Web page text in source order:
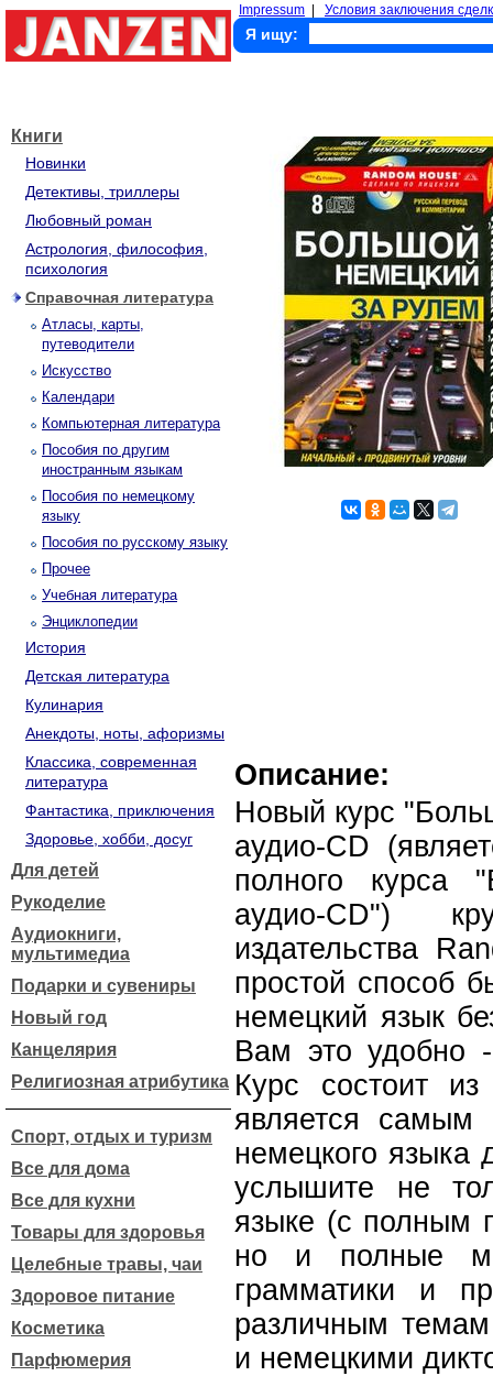
Impressum Условия заключения
Я ищу:
Книги
Новинки
Детективы, триллеры
Любовный роман
Астрология, философия,
психология
Справочная литература
Атласы, карты,
путеводители
Искусство
Календари
Компьютерная литература
Пособия по другим
иностранным языкам
Пособия по немецкому
языку
Пособия по русскому языку
Прочее
Учебная литература
Энциклопедии
История
Детская литература
Кулинария
Анекдоты, ноты, афоризмы
Классика, современная
литература
Фантастика, приключения
Здоровье, хобби, досуг
Для детей
Рукоделие
Аудиокниги,
мультимедиа
Подарки и сувениры
Новый год
Канцелярия
Религиозная атрибутика
Спорт, отдых и туризм
Все для дома
Все для кухни
Товары для здоровья
Целебные травы, чаи
Здоровое питание
Косметика
Парфюмерия
Описание:
Новый курс
аудио-CD
полного курса
аудио-CD")
издательства
простой способ
немецкий язык
Вам это удобно
Курс состоит
является самым
немецкого языка
услышите не
языке (с полным
но и полные
грамматики и
различным
и немецкими